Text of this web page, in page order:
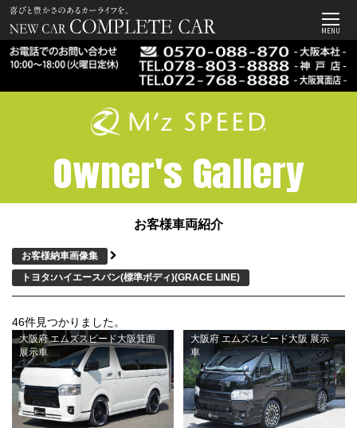
MENU
Owner's Gallery
お客様車両紹介
お客様納車画像集
トヨタ:ハイエースバン(標準ボディ)(GRACE LINE)
46件見つかりました。
大阪府 エムズスピード大阪箕面
展示車
大阪府 エムズスピード大阪 展示
車